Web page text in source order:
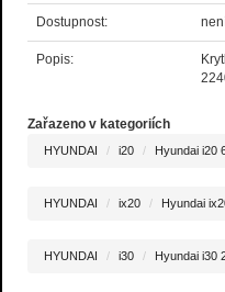
Dostupnost:
Popis:
Zařazeno v kategoriích
HYUNDAI i20 Hyundai i20
HYUNDAI ix20 Hyundai
HYUNDAI i30 Hyundai i30